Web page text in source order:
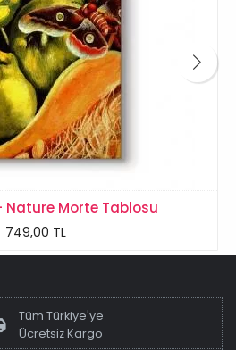
Nature Morte Tablosu
749,00 TL
Tüm Türkiye'ye
Ücretsiz Kargo